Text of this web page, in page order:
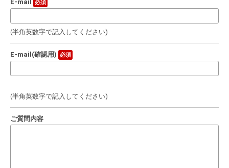
E-mail 必須
(半角英数字で記入してください)
E-mail(確認用) 必須
(半角英数字で記入してください)
ご質問内容